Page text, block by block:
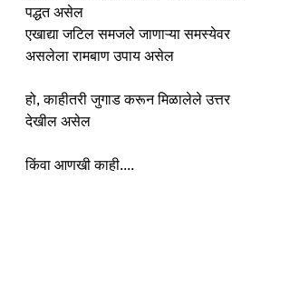
पद्धत असेल
एखाद्या जटिल समजले जाणाऱ्या समस्येवर
असलेला रामबाण उपाय असेल
हो, काहीतरी जुगाड करून मिळालेले उत्तर
देखील असेल
किंवा आणखी काही....